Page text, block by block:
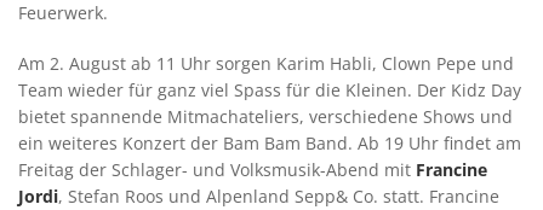
Feuerwerk.
Am 2. August ab 11 Uhr sorgen Karim Habli, Clown Pepe und
Team wieder für ganz viel Spass für die Kleinen. Der Kidz Day
bietet spannende Mitmachateliers, verschiedene Shows und
ein weiteres Konzert der Bam Bam Band. Ab 19 Uhr findet am
Freitag der Schlager- und Volksmusik-Abend mit Francine
Jordi, Stefan Roos und Alpenland Sepp& Co. statt. Francine